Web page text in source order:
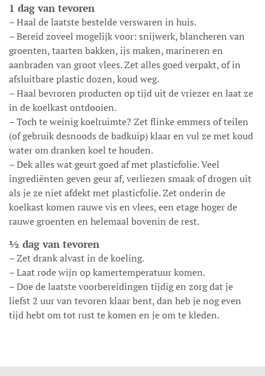
1 dag van tevoren
– Haal de laatste bestelde verswaren in huis.
– Bereid zoveel mogelijk voor: snijwerk, blancheren van
groenten, taarten bakken, ijs maken, marineren en
aanbraden van groot vlees. Zet alles goed verpakt, of in
afsluitbare plastic dozen, koud weg.
– Haal bevroren producten op tijd uit de vriezer en laat ze
in de koelkast ontdooien.
– Toch te weinig koelruimte? Zet flinke emmers of teilen
(of gebruik desnoods de badkuip) klaar en vul ze met koud
water om dranken koel te houden.
– Dek alles wat geurt goed af met plasticfolie. Veel
ingrediënten geven geur af, verliezen smaak of drogen uit
als je ze niet afdekt met plasticfolie. Zet onderin de
koelkast komen rauwe vis en vlees, een etage hoger de
rauwe groenten en helemaal bovenin de rest.
½ dag van tevoren
– Zet drank alvast in de koeling.
– Laat rode wijn op kamertemperatuur komen.
– Doe de laatste voorbereidingen tijdig en zorg dat je
liefst 2 uur van tevoren klaar bent, dan heb je nog even
tijd hebt om tot rust te komen en je om te kleden.